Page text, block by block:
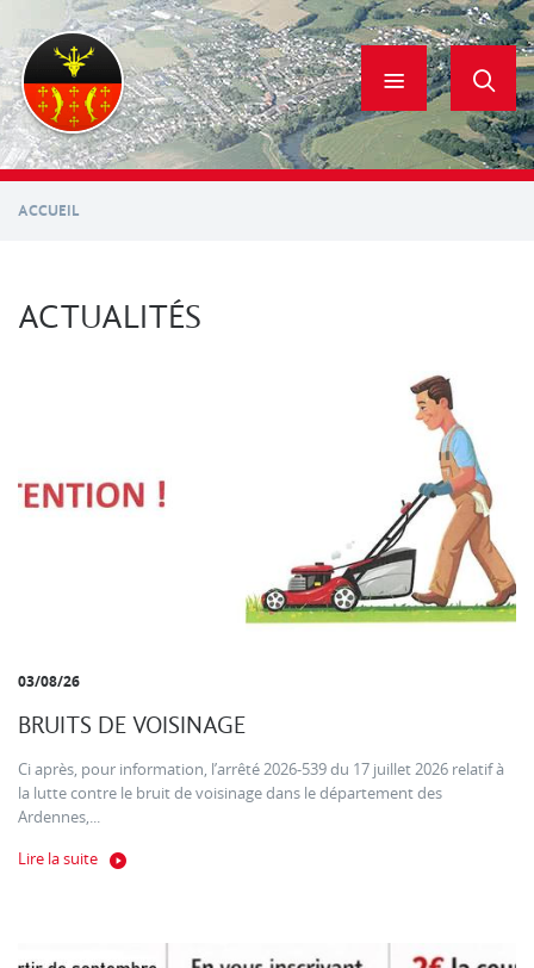
contenu
principal
ACCUEIL
ACTUALITÉS
03/08/26
BRUITS DE VOISINAGE
Ci après, pour information, l’arrêté 2026-539 du 17 juillet 2026 relatif à
la lutte contre le bruit de voisinage dans le département des
Ardennes,...
Lire la suite